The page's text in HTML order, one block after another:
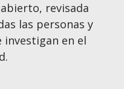
revisada
las personas y
en el